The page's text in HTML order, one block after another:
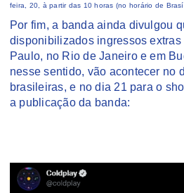
feira, 20, à partir das 10 horas (no horário de
Por fim, a banda ainda divulgou
disponibilizados ingressos
Paulo, no Rio de Janeiro e em
nesse sentido, vão acontecer no
brasileiras, e no dia 21 para o
a publicação da banda: